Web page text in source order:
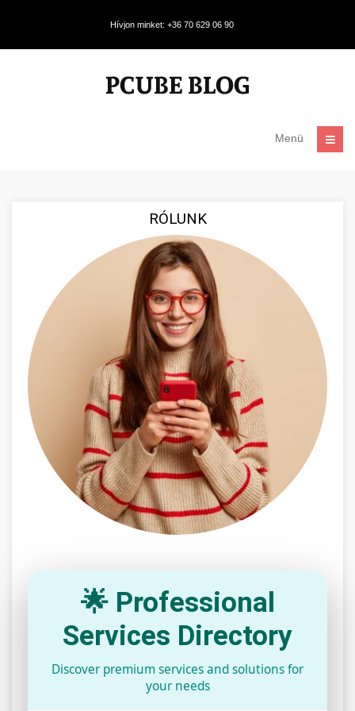
Hívjon minket: +36 70 629 06 90
Menü
RÓLUNK
🌟 Professional
Services Directory
Discover premium services and solutions for
your needs